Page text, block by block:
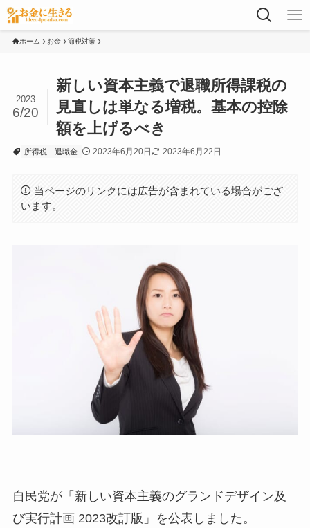
ホーム お金 節税対策
新しい資本主義で退職所得課税の
見直しは単なる増税。基本の控除
額を上げるべき
2023
6/20
所得税 退職金 2023年6月20日 2023年6月22日
当ページのリンクには広告が含まれている場合がござ
います。
自民党が「新しい資本主義のグランドデザイン及
び実行計画 2023改訂版」を公表しました。